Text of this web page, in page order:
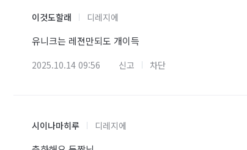
이것도할래 디레지에
유니크는 레젼만되도 개이득
2025.10.14 09:56 신고 차단
시이나마히루 디레지에